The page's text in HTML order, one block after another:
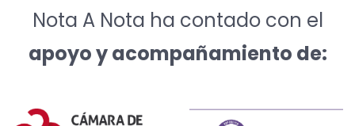
Nota A Nota ha contado con el
apoyo y acompañamiento de: